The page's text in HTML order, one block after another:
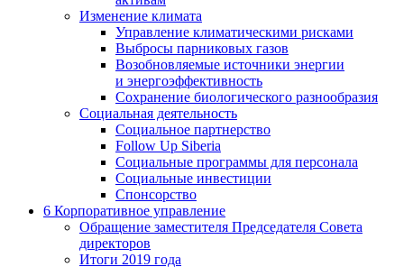
Изменение климата
Управление климатическими рисками
Выбросы парниковых газов
Возобновляемые источники энергии
и энергоэффективность
Сохранение биологического разнообразия
Социальная деятельность
Социальное партнерство
Follow Up Siberia
Социальные программы для персонала
Социальные инвестиции
Спонсорство
6 Корпоративное управление
Обращение заместителя Председателя Совета
директоров
Итоги 2019 года